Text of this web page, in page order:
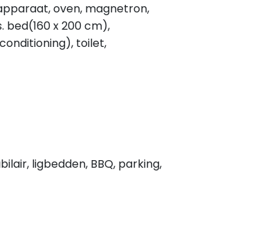
oven, magnetron,
x 200 cm),
toilet,
ligbedden, BBQ, parking,